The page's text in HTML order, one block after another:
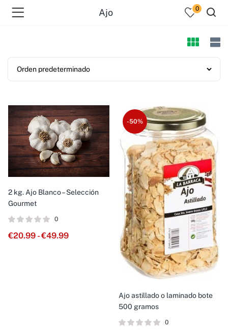
Ajo 0
2 kg. Ajo Blanco – Selección
Gourmet
0
€20.99 - €49.99
-50%
Ajo astillado o laminado bote
500 gramos
0